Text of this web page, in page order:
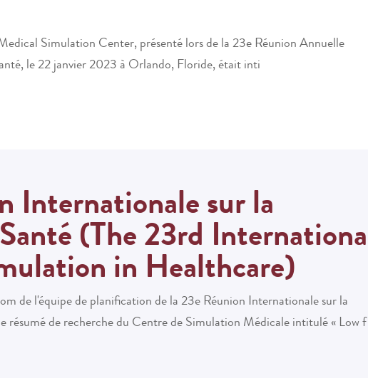
Simulation Center, présenté lors de la23e Réunion Annuelle
, le22 janvier 2023 à Orlando, Floride, était inti
Internationale sur la
(The 23rd
in Healthcare)
de l'équipe de planification de la 23e Réunion Internationale sur la
de recherche du Centre de Simulation Médicale intitulé «Low f